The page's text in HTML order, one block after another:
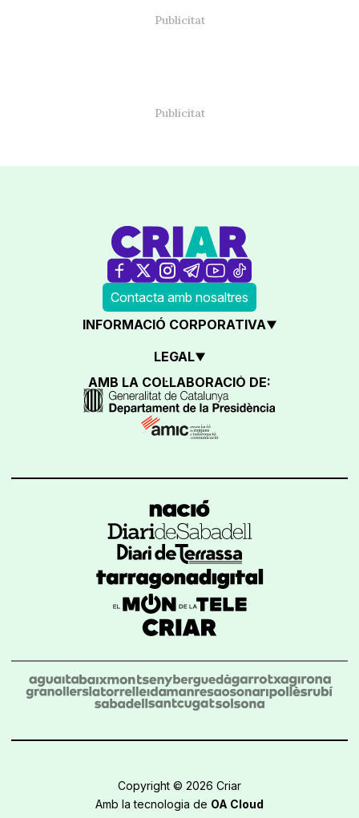
Contacta amb nosaltres
INFORMACIÓ CORPORATIVA
LEGAL
AMB LA COL·LABORACIÓ DE:
Copyright © 2026 Criar
Amb la tecnologia de OA Cloud